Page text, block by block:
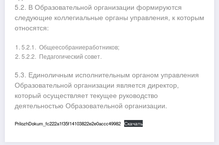
5.2. В Образовательной организации формируются
следующие коллегиальные органы управления, к которым
относятся:
5.2.1. Общеесобраниеработников;
5.2.2. Педагогический совет.
5.3. Единоличным исполнительным органом управления
Образовательной организации является директор,
который осуществляет текущее руководство
деятельностью Образовательной организации.
PrilozhDokum_fc222a1f35f14103822e2e0accc49982 Скачать